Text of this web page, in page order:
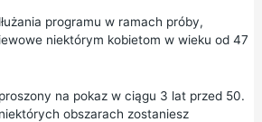
programu w ramach próby,
niektórym kobietom w wieku od 47
na pokaz w ciągu 3 lat przed 50.
obszarach zostaniesz